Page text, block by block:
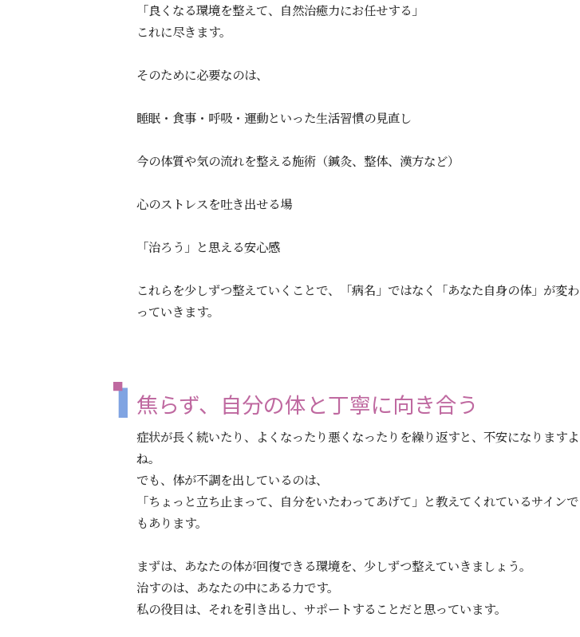
「良くなる環境を整えて、自然治癒力にお任せする」
これに尽きます。
そのために必要なのは、
睡眠・食事・呼吸・運動といった生活習慣の見直し
今の体質や気の流れを整える施術（鍼灸、整体、漢方など）
心のストレスを吐き出せる場
「治ろう」と思える安心感
これらを少しずつ整えていくことで、「病名」ではなく「あなた自身の体」が変わ
っていきます。
焦らず、自分の体と丁寧に向き合う
症状が長く続いたり、よくなったり悪くなったりを繰り返すと、不安になりますよ
ね。
でも、体が不調を出しているのは、
「ちょっと立ち止まって、自分をいたわってあげて」と教えてくれているサインで
もあります。
まずは、あなたの体が回復できる環境を、少しずつ整えていきましょう。
治すのは、あなたの中にある力です。
私の役目は、それを引き出し、サポートすることだと思っています。